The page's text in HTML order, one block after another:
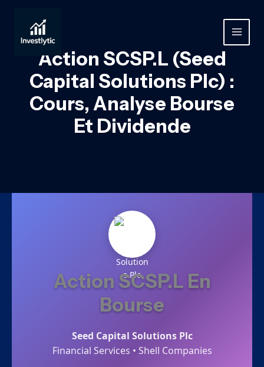
contenu
MAIN
Action SCSP.L (Seed
Capital Solutions Plc) :
Cours, Analyse Bourse
Et Dividende
Action SCSP.L En
Bourse
Seed Capital Solutions Plc
Financial Services • Shell Companies